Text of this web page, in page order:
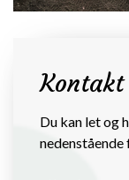
Kontakt
Du kan let og
nedenstående